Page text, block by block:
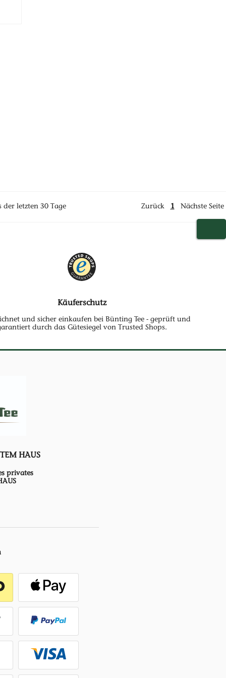
der letzten 30 Tage Zurück 1 Nächste Seite
Käuferschutz
und sicher einkaufen bei Bünting Tee - geprüft und
durch das Gütesiegel von Trusted Shops.
HAUS
privates